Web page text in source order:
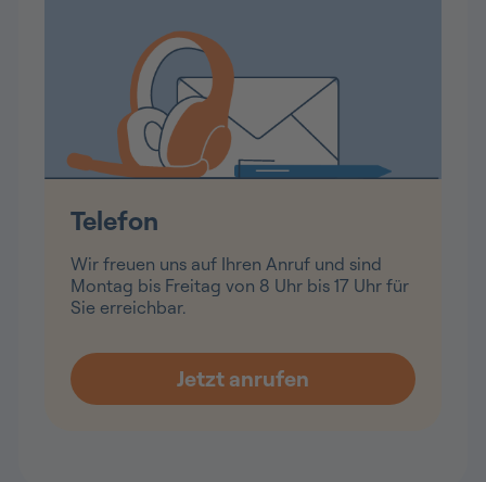
Telefon
Wir freuen uns auf Ihren Anruf und sind
Montag bis Freitag von 8 Uhr bis 17 Uhr für
Sie erreichbar.